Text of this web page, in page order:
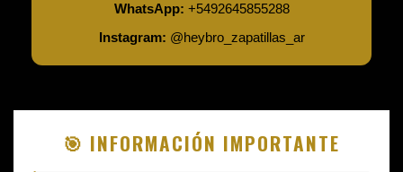
WhatsApp: +5492645855288
Instagram: @heybro_zapatillas_ar
🎯 INFORMACIÓN IMPORTANTE